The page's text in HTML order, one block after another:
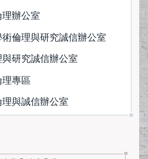
辦公室
倫理與研究誠信辦公室
研究誠信辦公室
理專區
與誠信辦公室